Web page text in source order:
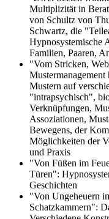
Multiplizität in
von Schultz von
Schwartz, die
Hypnosystemische
Familien, Paaren,
"Vom Stricken,
Mustern auf
"intrapsychisch",
Verknüpfungen,
Assoziationen,
Bewegens, der
Möglichkeiten der
und Praxis
"Von Füßen im
Türen":
Geschichten
"Von Ungeheuern
Schatzkammern":